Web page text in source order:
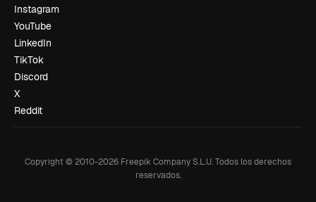
Instagram
YouTube
LinkedIn
TikTok
Discord
X
Reddit
Copyright © 2010-2026 Freepik Company S.L.U.Todos los derechos
reservados.